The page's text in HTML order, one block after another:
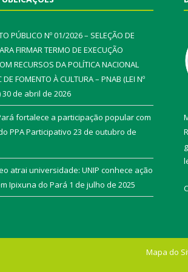
PÚBLICO Nº 01/2026 – SELEÇÃO DE
FIRMAR TERMO DE EXECUÇÃO
RECURSOS DA POLÍTICA NACIONAL
DE FOMENTO À CULTURA – PNAB (LEI Nº
30 de abril de 2026
fortalece a participação popular com
PPA Participativo 23 de outubro de
atrai universidade: UNIP conhece ação
Ipixuna do Pará 1 de julho de 2025
Mapa do